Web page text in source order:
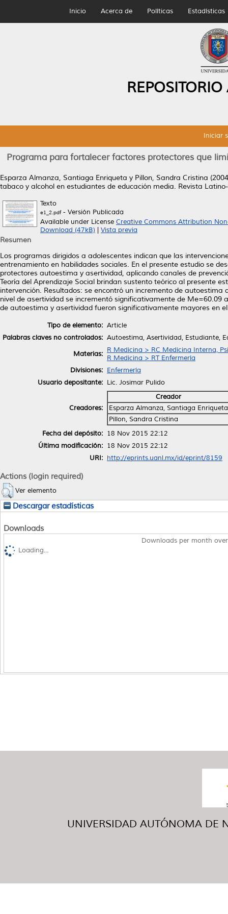
Inicio Acerca de Políticas Estadísticas
Iniciar
Programa para fortalecer factores protectores que
Esparza Almanza, Santiaga Enriqueta y Pillon, Sandra Cristina
tabaco y alcohol en estudiantes de educación media. Revista
Texto
e1_2.pdf- Versión Publicada
Available under License Creative Commons Attribution
Download (47kB)
Vista previa
Resumen
Los programas dirigidos a adolescentes indican que las
entrenamiento en habilidades sociales. En el presente estudio se
protectores autoestima y asertividad, aplicando canales de
Teoría del Aprendizaje Social brindan sustento teórico al presente
intervención. Resultados: se encontró un incremento de
nivel de asertividad se incrementó significativamente de
de autoestima y asertividad fueron significativamente mayores en
Tipo de elemento: Article
Palabras claves no controlados: Autoestima, Asertividad, Estudiante,
Materias: R Medicina > RC Medicina Interna,
R Medicina > RT Enfermería
Divisiones: Enfermería
Usuario depositante: Lic. Josimar Pulido
Creadores:
Creador
Esparza Almanza, Santiaga Enriqueta
Pillon, Sandra Cristina
Fecha del depósito: 18 Nov 2015 22:12
Última modificación: 18 Nov 2015 22:12
URI: http://eprints.uanl.mx/id/eprint/8159
Actions (login required)
Ver elemento
Descargar estadísticas
Downloads
Downloads per month
Loading...
UNIVERSIDAD AUTÓNOMA DE